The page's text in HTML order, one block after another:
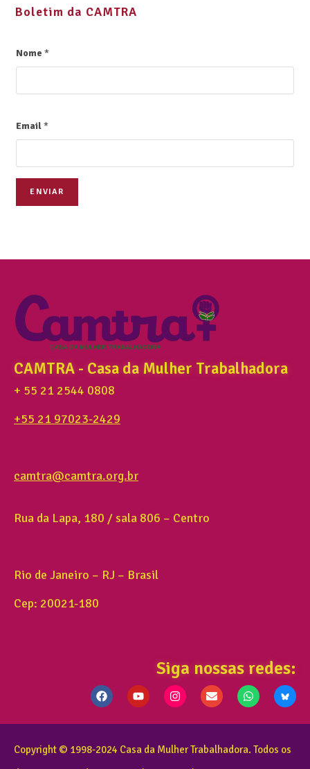
Boletim da CAMTRA
Nome*
Email*
ENVIAR
CAMTRA - Casa da Mulher Trabalhadora
+ 55 21 2544 0808
+55 21 97023-2429
camtra@camtra.org.br
Rua da Lapa, 180 / sala 806 – Centro
Rio de Janeiro – RJ – Brasil
Cep: 20021-180
Siga nossas redes:
Copyright © 1998-2024 Casa da Mulher Trabalhadora. Todos os